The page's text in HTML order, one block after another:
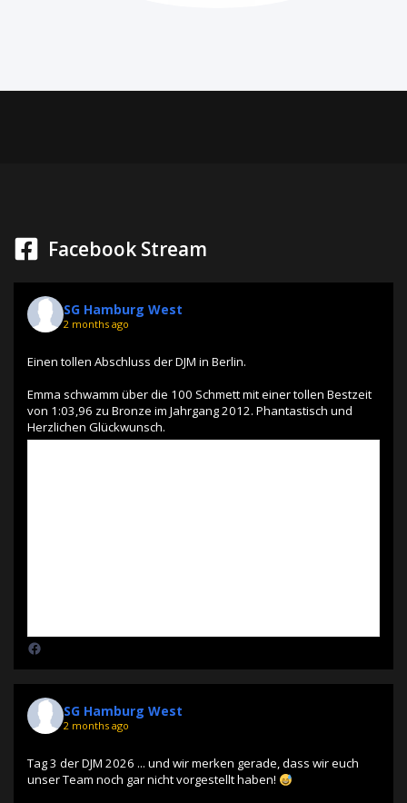
Facebook Stream
SG Hamburg West
2 months ago
Einen tollen Abschluss der DJM in Berlin.
Emma schwamm über die 100 Schmett mit einer tollen Bestzeit
von 1:03,96 zu Bronze im Jahrgang 2012. Phantastisch und
Herzlichen Glückwunsch.
SG Hamburg West
2 months ago
Tag 3 der DJM 2026 ... und wir merken gerade, dass wir euch
unser Team noch gar nicht vorgestellt haben!